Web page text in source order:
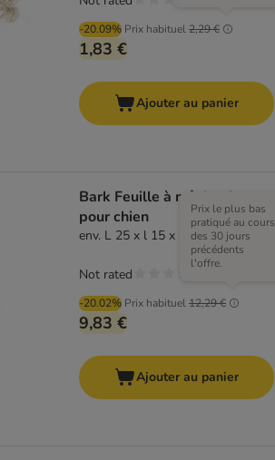
-20.09% Prix habituel2,29 €
1,83 €
Ajouter au panier
Bark Feuille à mâcher jouet
pour chien
env. L 25 x l 15 x H 4 cm
-20.02% Prix habituel12,29 €
Prix le plus bas
pratiqué au cours
des 30 jours
précédents
l'offre.
9,83 €
Not rated
Ajouter au panier